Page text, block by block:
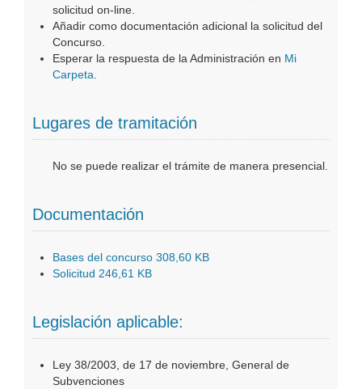
solicitud on-line.
Añadir como documentación adicional la solicitud del
Concurso.
Esperar la respuesta de la Administración en Mi
Carpeta.
Lugares de tramitación
No se puede realizar el trámite de manera presencial.
Documentación
Bases del concurso 308,60 KB
Solicitud 246,61 KB
Legislación aplicable:
Ley 38/2003, de 17 de noviembre, General de
Subvenciones